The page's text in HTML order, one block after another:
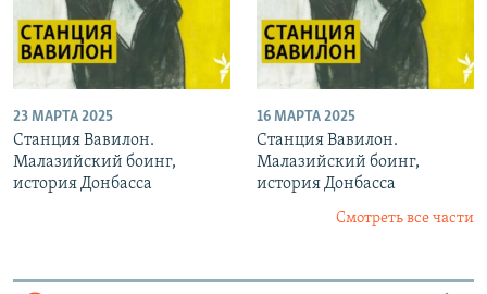
23 МАРТА 2025
Станция Вавилон.
Малазийский боинг,
история Донбасса
16 МАРТА 2025
Станция Вавилон.
Малазийский боинг,
история Донбасса
Смотреть все части